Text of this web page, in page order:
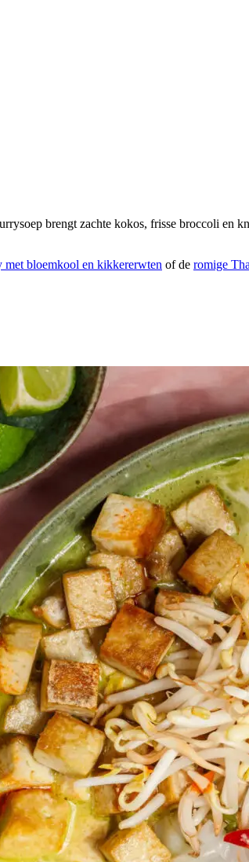
brengt zachte kokos, frisse broccoli en
met bloemkool en kikkererwten of de romige